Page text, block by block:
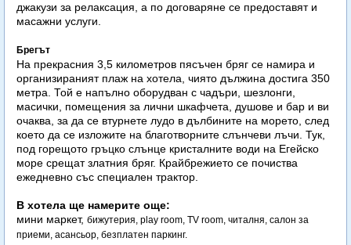
джакузи за релаксация, а по договаряне се предоставят и
масажни услуги.
Брегът
На прекрасния 3,5 километров пясъчен бряг се намира и
организираният плаж на хотела, чиято дължина достига 350
метра. Той е напълно оборудван с чадъри, шезлонги,
масички, помещения за лични шкафчета, душове и бар и ви
очаква, за да се втурнете лудо в дълбините на морето, след
което да се изложите на благотворните слънчеви лъчи. Тук,
под горещото гръцко слънце кристалните води на Егейско
море срещат златния бряг. Крайбрежието се почиства
ежедневно със специален трактор.
В хотела ще намерите още:
мини маркет, бижутерия, play room, TV room, читалня, салон за
приеми, асансьор, безплатен паркинг.